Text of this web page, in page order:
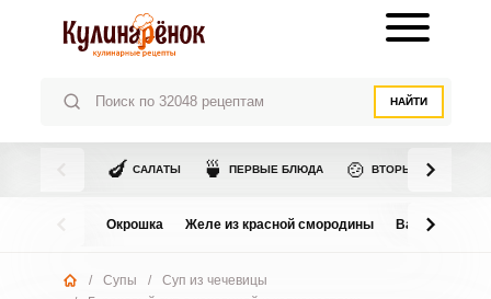
НАЙТИ
🍆 САЛАТЫ 🍵 ПЕРВЫЕ БЛЮДА 🍲 ВТОРЫЕ БЛЮДА
Окрошка Желе из красной смородины Варенье из
/ Супы /
Суп из чечевицы